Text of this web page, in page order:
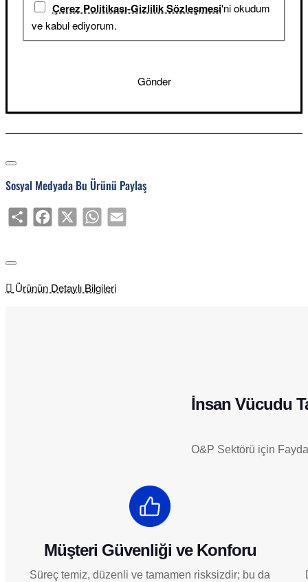
Çerez Politikası-Gizlilik Sözleşmesi'ni okudum
ve kabul ediyorum.
Gönder
Sosyal Medyada Bu Ürünü Paylaş
ShareFacebook
X WhatsAppEmail
Ürünün Detaylı Bilgileri
İnsan Vücudu
O&P Sektörü için
Müşteri Güvenliği ve Konforu
Süreç temiz, düzenli ve tamamen risksizdir; bu da